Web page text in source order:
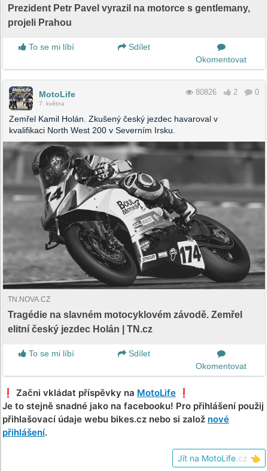
Prezident Petr Pavel vyrazil na motorce s gentlemany,
projeli Prahou
To se mi líbí
Sdílet
Okomentovat
MotoLife
7. května
80826 2 0
Zemřel Kamil Holán. Zkušený český jezdec havaroval v
kvalifikaci North West 200 v Severním Irsku.
TN.NOVA.CZ
Tragédie na slavném motocyklovém závodě. Zemřel
elitní český jezdec Holán | TN.cz
To se mi líbí
Sdílet
Okomentovat
❗️ Začni vkládat příspěvky na MotoLife ❗️
Je to stejně snadné jako na facebooku! Pro přihlášení použij
přihlašovací údaje webu bikes.cz nebo si založ nové
přihlášení.
Jít na MotoLife.cz 👈